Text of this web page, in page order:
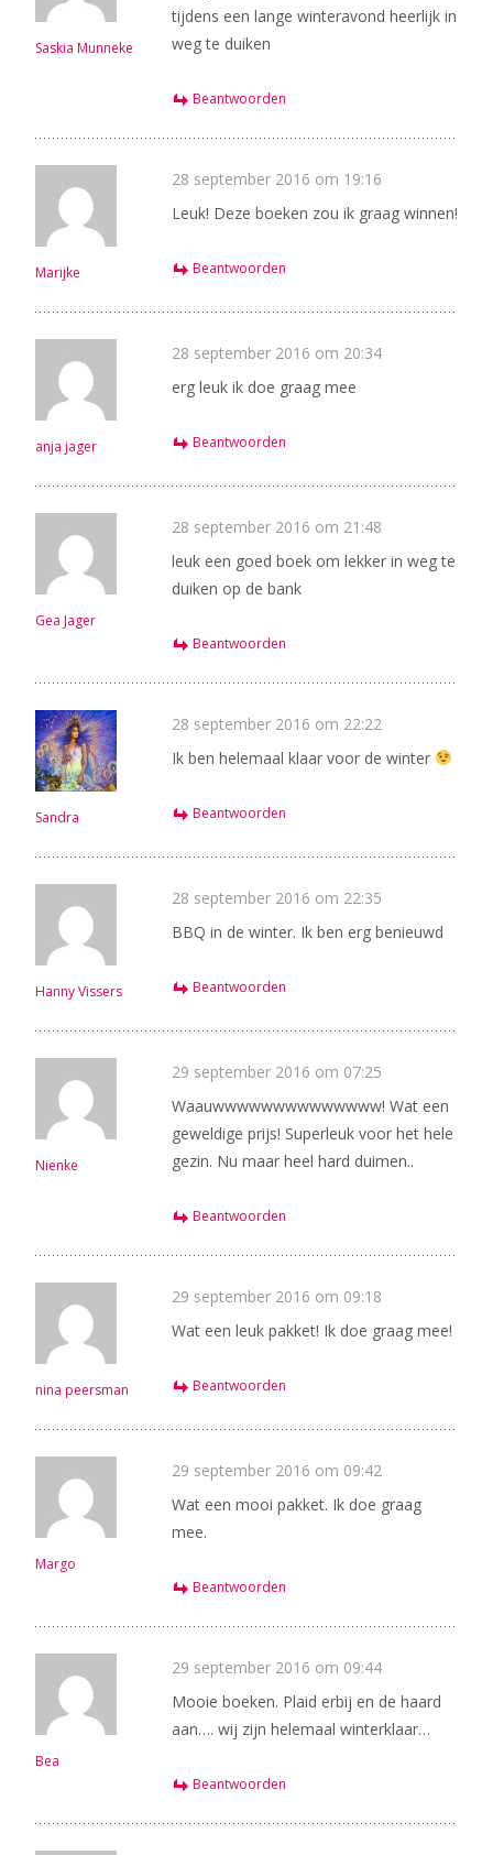
Saskia Munneke
tijdens een lange winteravond heerlijk in
weg te duiken
Beantwoorden
Marijke
28 september 2016 om 19:16
Leuk! Deze boeken zou ik graag winnen!
Beantwoorden
anja jager
28 september 2016 om 20:34
erg leuk ik doe graag mee
Beantwoorden
Gea Jager
28 september 2016 om 21:48
leuk een goed boek om lekker in weg te
duiken op de bank
Beantwoorden
Sandra
28 september 2016 om 22:22
Ik ben helemaal klaar voor de winter
Beantwoorden
Hanny Vissers
28 september 2016 om 22:35
BBQ in de winter. Ik ben erg benieuwd
Beantwoorden
Nienke
29 september 2016 om 07:25
Waauwwwwwwwwwwwwww! Wat een
geweldige prijs! Superleuk voor het hele
gezin. Nu maar heel hard duimen..
Beantwoorden
nina peersman
29 september 2016 om 09:18
Wat een leuk pakket! Ik doe graag mee!
Beantwoorden
Margo
29 september 2016 om 09:42
Wat een mooi pakket. Ik doe graag
mee.
Beantwoorden
Bea
29 september 2016 om 09:44
Mooie boeken. Plaid erbij en de haard
aan…. wij zijn helemaal winterklaar…
Beantwoorden